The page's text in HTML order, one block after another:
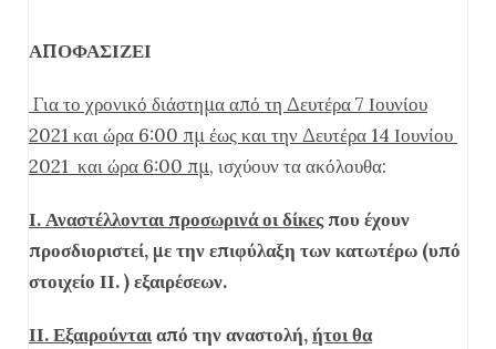
ΑΠΟΦΑΣΙΖΕΙ
Για το χρονικό διάστημα από τη Δευτέρα 7 Ιουνίου
2021 και ώρα 6:00 πμ έως και την Δευτέρα 14 Ιουνίου
2021 και ώρα 6:00 πμ, ισχύουν τα ακόλουθα:
Ι. Αναστέλλονται προσωρινά οι δίκεςπου έχουν
προσδιοριστεί, με την επιφύλαξη των κατωτέρω (υπό
στοιχείο ΙΙ. ) εξαιρέσεων.
ΙΙ. Εξαιρούνταιαπό την αναστολή,ήτοιθα